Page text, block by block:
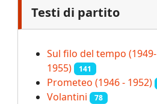
Testi di partito
Sul filo del tempo (1949-
1955)
141
Prometeo (1946 - 1952)
Volantini 78